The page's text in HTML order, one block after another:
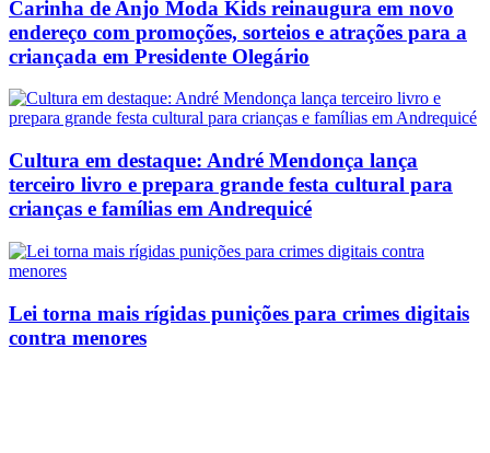
Carinha de Anjo Moda Kids reinaugura em novo
endereço com promoções, sorteios e atrações para a
criançada em Presidente Olegário
Cultura em destaque: André Mendonça lança
terceiro livro e prepara grande festa cultural para
crianças e famílias em Andrequicé
Lei torna mais rígidas punições para crimes digitais
contra menores